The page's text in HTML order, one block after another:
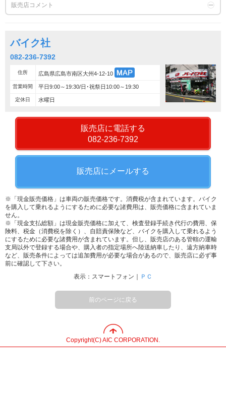
販売店コメント
バイク社
082-236-7392
住所 広島県広島市南区大州4-12-10
営業時間 平日9:00～19:30/日･祝祭日10:00～19:30
定休日 水曜日
販売店に電話する
082-236-7392
販売店にメールする
※「現金販売価格」は車両の販売価格です。消費税が含まれています。バイク
を購入して乗れるようにするために必要な諸費用は、販売価格に含まれていま
せん。
※「現金支払総額」は現金販売価格に加えて、検査登録手続き代行の費用、保
険料、税金（消費税を除く）、自賠責保険など、バイクを購入して乗れるよう
にするために必要な諸費用が含まれています。但し、販売店のある管轄の運輸
支局以外で登録する場合や、購入者の指定場所へ陸送納車したり、遠方納車時
など、販売条件によっては追加費用が必要な場合があるので、販売店に必ず事
前に確認して下さい。
表示：スマートフォン｜
ＰＣ
前のページに戻る
Copyright(C) AIC CORPORATION.